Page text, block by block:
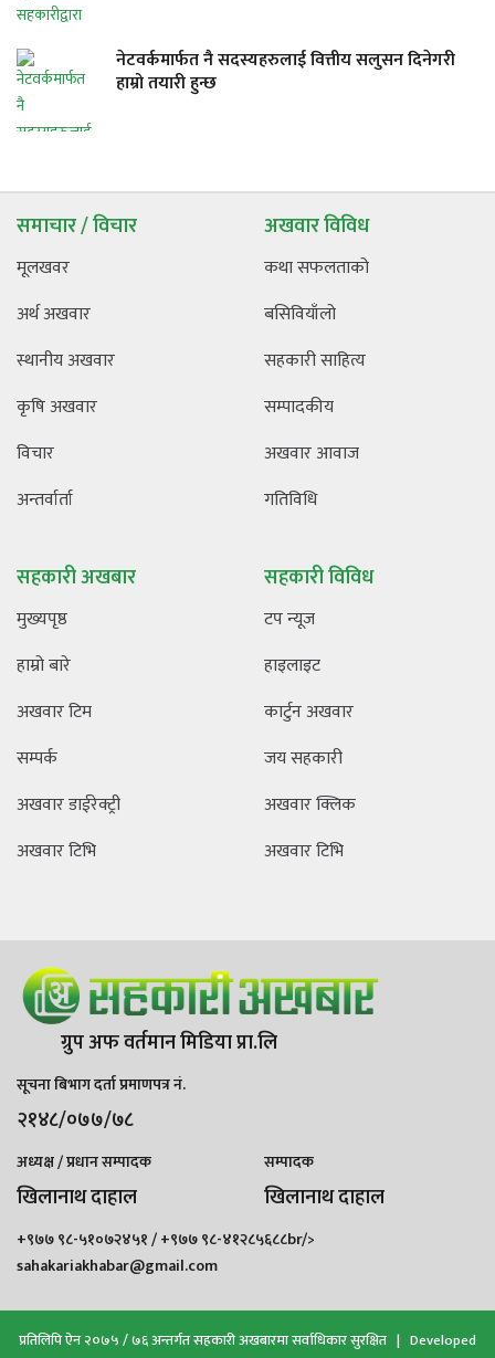
नेटवर्कमार्फत नै सदस्यहरुलाई वित्तीय सलुसन दिनेगरी
हाम्रो तयारी हुन्छ
समाचार / विचार
मूलखवर
अर्थ अखवार
स्थानीय अखवार
कृषि अखवार
विचार
अन्तर्वार्ता
अखवार विविध
कथा सफलताको
बसिवियाँलो
सहकारी साहित्य
सम्पादकीय
अखवार आवाज
गतिविधि
सहकारी अखबार
मुख्यपृष्ठ
हाम्रो बारे
अखवार टिम
सम्पर्क
अखवार डाईरेक्ट्री
अखवार टिभि
सहकारी विविध
टप न्यूज
हाइलाइट
कार्टुन अखवार
जय सहकारी
अखवार क्लिक
अखवार टिभि
ग्रुप अफ वर्तमान मिडिया प्रा.लि
सूचना बिभाग दर्ता प्रमाणपत्र नं.
२१४८/०७७/७८
अध्यक्ष / प्रधान सम्पादक
खिलानाथ दाहाल
सम्पादक
खिलानाथ दाहाल
+९७७ ९८-५१०७२४५१ / +९७७ ९८-४१२८५६८८br/>
sahakariakhabar@gmail.com
प्रतिलिपि ऐन २०७५ / ७६ अन्तर्गत सहकारी अखबारमा सर्वाधिकार सुरक्षित | Developed